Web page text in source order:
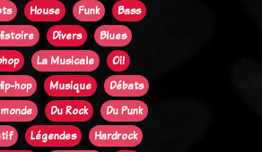
House Funk
Bass
Divers
Blues
La Musicale
Oi!
hop Musique
Débats
Du Rock
Du Punk
Légendes
Hardrock